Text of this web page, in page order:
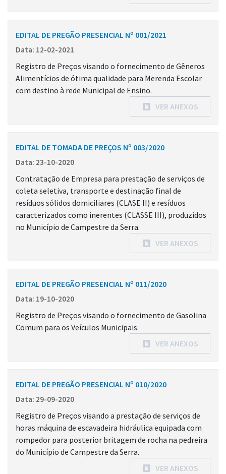
EDITAL DE PREGÃO PRESENCIAL Nº 001/2021
Data: 12-02-2021
Registro de Preços visando o fornecimento de Gêneros
Alimentícios de ótima qualidade para Merenda Escolar
com destino à rede Municipal de Ensino.
VER ANEXOS
EDITAL DE TOMADA DE PREÇOS Nº 003/2020
Data: 23-10-2020
Contratação de Empresa para prestação de serviços de
coleta seletiva, transporte e destinação final de
resíduos sólidos domiciliares (CLASE II) e resíduos
caracterizados como inerentes (CLASSE III), produzidos
no Município de Campestre da Serra.
VER ANEXOS
EDITAL DE PREGÃO PRESENCIAL Nº 011/2020
Data: 19-10-2020
Registro de Preços visando o fornecimento de Gasolina
Comum para os Veículos Municipais.
VER ANEXOS
EDITAL DE PREGÃO PRESENCIAL Nº 010/2020
Data: 29-09-2020
Registro de Preços visando a prestação de serviços de
horas máquina de escavadeira hidráulica equipada com
rompedor para posterior britagem de rocha na pedreira
do Município de Campestre da Serra.
VER ANEXOS